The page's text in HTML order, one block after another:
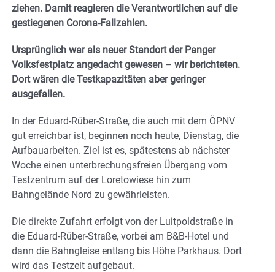
ziehen. Damit reagieren die Verantwortlichen auf die
gestiegenen Corona-Fallzahlen.
Ursprünglich war als neuer Standort der Panger
Volksfestplatz angedacht gewesen – wir berichteten.
Dort wären die Testkapazitäten aber geringer
ausgefallen.
In der Eduard-Rüber-Straße, die auch mit dem ÖPNV
gut erreichbar ist, beginnen noch heute, Dienstag, die
Aufbauarbeiten. Ziel ist es, spätestens ab nächster
Woche einen unterbrechungsfreien Übergang vom
Testzentrum auf der Loretowiese hin zum
Bahngelände Nord zu gewährleisten.
Die direkte Zufahrt erfolgt von der Luitpoldstraße in
die Eduard-Rüber-Straße, vorbei am B&B-Hotel und
dann die Bahngleise entlang bis Höhe Parkhaus. Dort
wird das Testzelt aufgebaut.